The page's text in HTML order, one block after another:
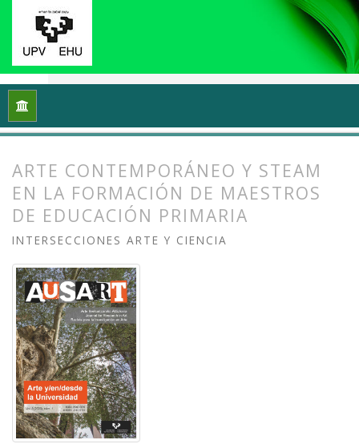
Inicio
ARTE CONTEMPORÁNEO Y STEAM
EN LA FORMACIÓN DE MAESTROS
DE EDUCACIÓN PRIMARIA
INTERSECCIONES ARTE Y CIENCIA